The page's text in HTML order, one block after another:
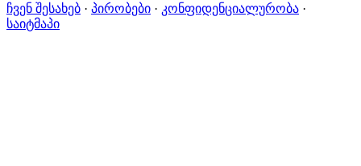
ჩვენ შესახებ · პირობები · კონფიდენციალურობა ·
საიტმაპი